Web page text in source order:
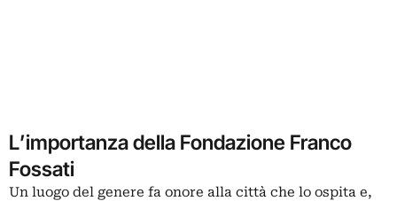
L’importanza della Fondazione Franco
Fossati
Un luogo del genere fa onore alla città che lo ospita e,